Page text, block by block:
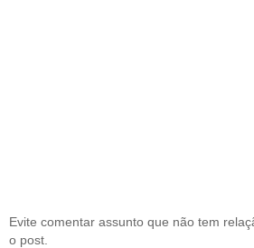
Evite comentar assunto que não tem
o post.